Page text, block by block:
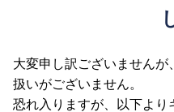
大変申し訳ございませんが
扱いがございません。
恐れ入りますが、以下より